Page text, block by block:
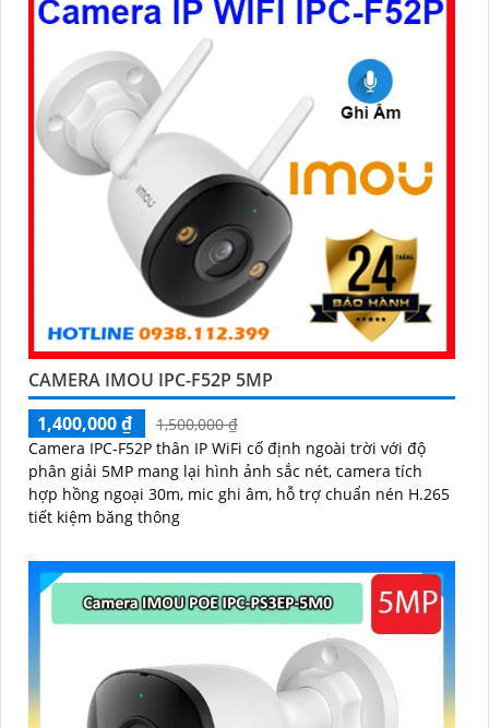
CAMERA IMOU IPC-F52P 5MP
1,400,000 ₫
1,500,000 ₫
Camera IPC-F52P thân IP WiFi cố định ngoài trời với độ
phân giải 5MP mang lại hình ảnh sắc nét, camera tích
hợp hồng ngoại 30m, mic ghi âm, hỗ trợ chuẩn nén H.265
tiết kiệm băng thông